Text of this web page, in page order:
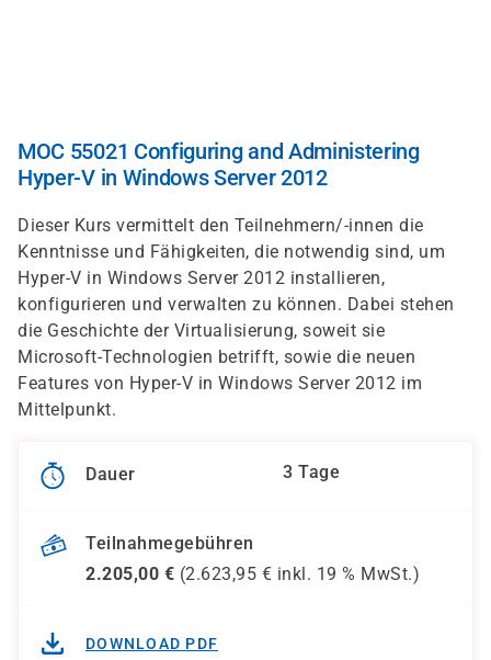
MOC 55021 Configuring and Administering
Hyper-V in Windows Server 2012
Dieser Kurs vermittelt den Teilnehmern/-innen die
Kenntnisse und Fähigkeiten, die notwendig sind, um
Hyper-V in Windows Server 2012 installieren,
konfigurieren und verwalten zu können. Dabei stehen
die Geschichte der Virtualisierung, soweit sie
Microsoft-Technologien betrifft, sowie die neuen
Features von Hyper-V in Windows Server 2012 im
Mittelpunkt.
Dauer 3 Tage
Teilnahmegebühren
2.205,00 € (2.623,95 € inkl. 19 % MwSt.)
DOWNLOAD PDF